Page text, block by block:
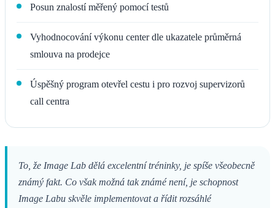
Posun znalostí měřený pomocí testů
Vyhodnocování výkonu center dle ukazatele průměrná
smlouva na prodejce
Úspěšný program otevřel cestu i pro rozvoj supervizorů
call centra
To, že Image Lab dělá excelentní tréninky, je spíše všeobecně
známý fakt. Co však možná tak známé není, je schopnost
Image Labu skvěle implementovat a řídit rozsáhlé